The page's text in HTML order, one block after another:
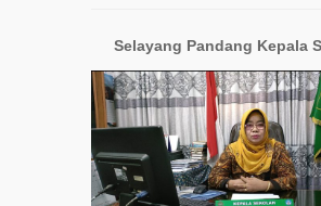
Selayang Pandang Kepala